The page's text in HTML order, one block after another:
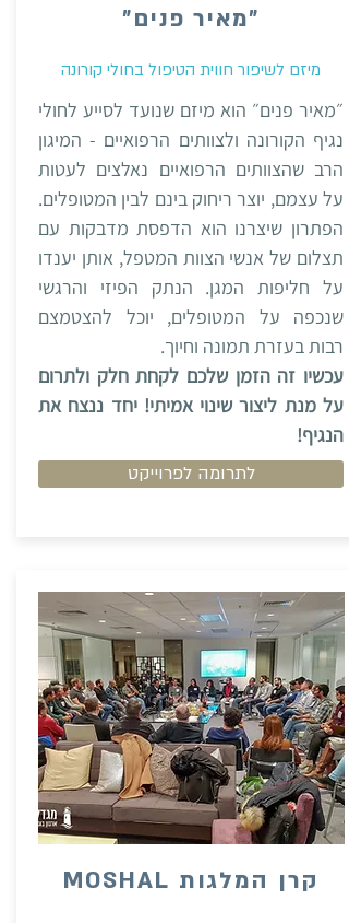
״מאיר פנים״
מיזם לשיפור חווית הטיפול בחולי קורונה
״מאיר פנים״ הוא מיזם שנועד לסייע לחולי
נגיף הקורונה ולצוותים הרפואיים - המיגון
הרב שהצוותים הרפואיים נאלצים לעטות
על עצמם, יוצר ריחוק בינם לבין המטופלים.
הפתרון שיצרנו הוא הדפסת מדבקות עם
תצלום של אנשי הצוות המטפל, אותן יענדו
על חליפות המגן. הנתק הפיזי והרגשי
שנכפה על המטופלים, יוכל להצטמצם
רבות בעזרת תמונה וחיוך.
עכשיו זה הזמן שלכם לקחת חלק ולתרום
על מנת ליצור שינוי אמיתי! יחד ננצח את
הנגיף!
לתרומה לפרוייקט
קרן המלגות MOSHAL